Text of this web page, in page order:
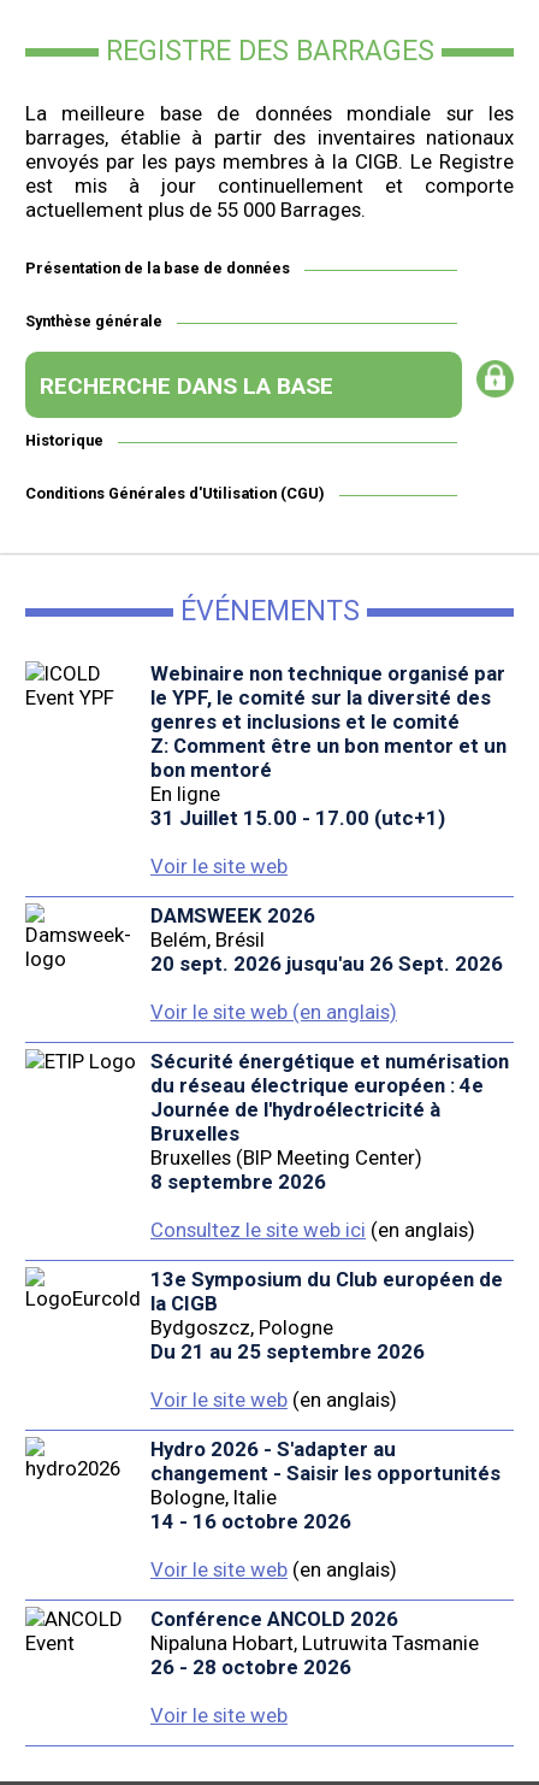
REGISTRE DES BARRAGES
La meilleure base de données mondiale sur les
barrages, établie à partir des inventaires nationaux
envoyés par les pays membres à la CIGB. Le Registre
est mis à jour continuellement et comporte
actuellement plus de 55 000 Barrages.
Présentation de la base de données
Synthèse générale
RECHERCHE DANS LA BASE
Historique
Conditions Générales d'Utilisation (CGU)
ÉVÉNEMENTS
Webinaire non technique organisé par
le YPF, le comité sur la diversité des
genres et inclusions et le comité
Z: Comment être un bon mentor et un
bon mentoré
En ligne
31 Juillet 15.00 - 17.00 (utc+1)
Voir le site web
DAMSWEEK 2026
Belém, Brésil
20 sept. 2026 jusqu'au 26 Sept. 2026
Voir le site web (en anglais)
Sécurité énergétique et numérisation
du réseau électrique européen : 4e
Journée de l'hydroélectricité à
Bruxelles
Bruxelles (BIP Meeting Center)
8 septembre 2026
Consultez le site web ici (en anglais)
13e Symposium du Club européen de
la CIGB
Bydgoszcz, Pologne
Du 21 au 25 septembre 2026
Voir le site web(en anglais)
Hydro 2026 - S'adapter au
changement - Saisir les opportunités
Bologne, Italie
14 - 16 octobre 2026
Voir le site web(en anglais)
Conférence ANCOLD 2026
Nipaluna Hobart, Lutruwita Tasmanie
26 - 28 octobre 2026
Voir le site web